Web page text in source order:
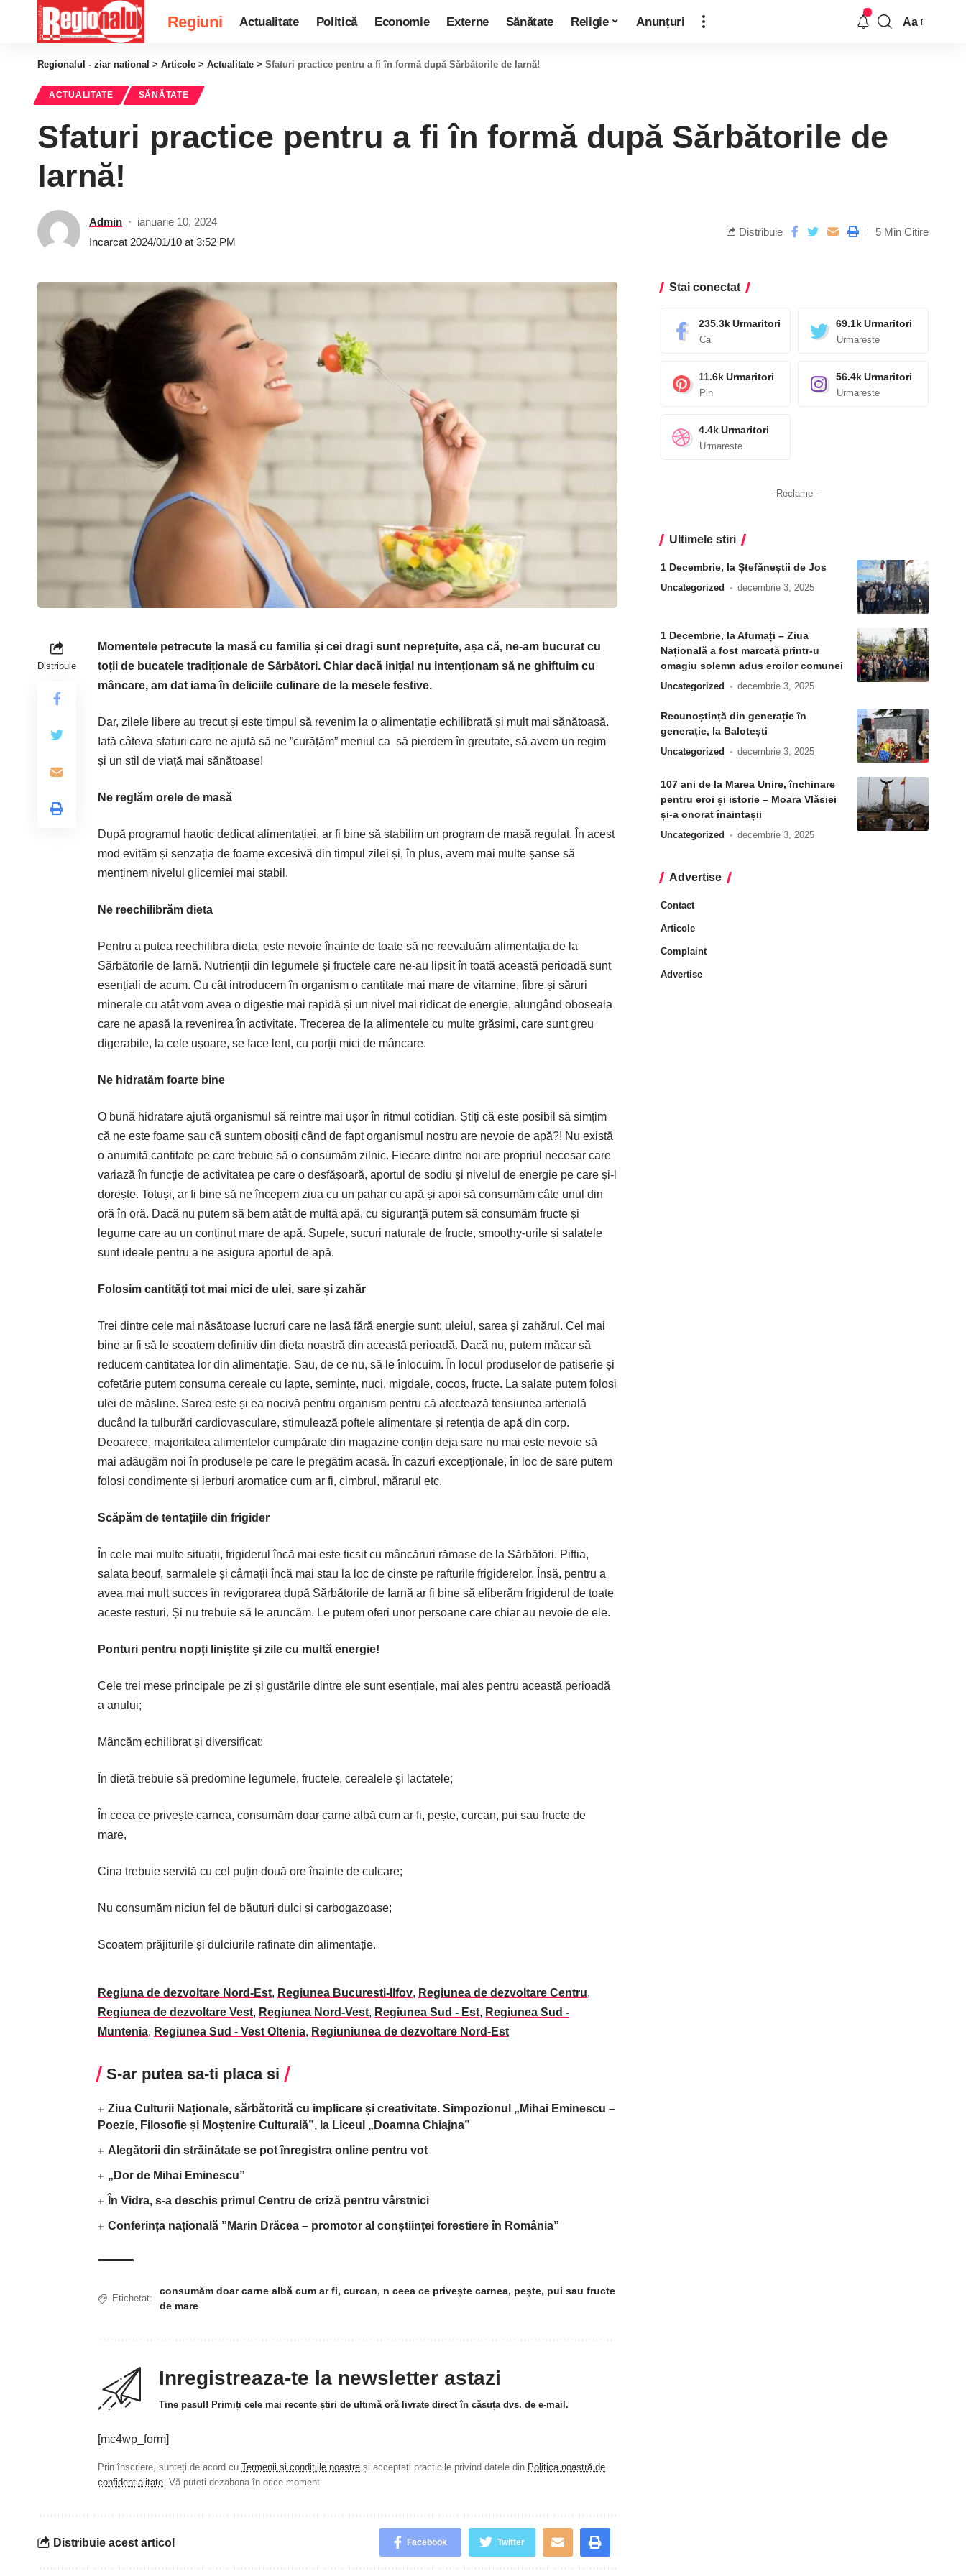
Regiuni Actualitate Politică Economie Externe Sănătate Religie Anunțuri Aa
Regionalul - ziar national > Articole > Actualitate > Sfaturi practice pentru a fi în formă după Sărbătorile de Iarnă!
ACTUALITATE SĂNĂTATE
Sfaturi practice pentru a fi în formă după Sărbătorile de
Iarnă!
Admin
ianuarie 10, 2024
Incarcat 2024/01/10 at 3:52 PM
Distribuie 5 Min Citire
Distribuie
Momentele petrecute la masă cu familia și cei dragi sunt neprețuite, așa că, ­ne-am bucurat cu
toții de bucatele tradiționale de Sărbători. Chiar dacă inițial nu intenționam să ne ghiftuim cu
mâncare, am dat iama în deliciile culinare de la mesele festive.
Dar, zilele libere au trecut și este timpul să revenim la o alimentație echilibrată și mult mai sănătoasă.
Iată câteva sfaturi care ne ajută să ne ”curățăm” meniul ca să pierdem în greutate, să avem un regim
și un stil de viață mai sănătoase!
Ne reglăm orele de masă
După programul haotic dedicat alimentației, ar fi bine să stabilim un program de masă regulat. În acest
mod evităm și senzația de foame excesivă din timpul zilei și, în plus, avem mai multe șanse să
menținem nivelul glicemiei mai stabil.
Ne reechilibrăm dieta
Pentru a putea reechilibra dieta, este nevoie înainte de toate să ne reevaluăm alimentația de la
Sărbătorile de Iarnă. Nutrienții din legumele și fructele care ne-au lipsit în toată această perioadă sunt
esențiali de acum. Cu cât introducem în organism o cantitate mai mare de vitamine, fibre și săruri
minerale cu atât vom avea o digestie mai rapidă și un nivel mai ridicat de energie, alungând oboseala
care ne apasă la revenirea în activitate. Trecerea de la alimentele cu multe grăsimi, care sunt greu
digerabile, la cele ușoare, se face lent, cu porții mici de mâncare.
Ne hidratăm foarte bine
O bună hidratare ajută organismul să reintre mai ușor în ritmul cotidian. Știți că este posibil să simțim
că ne este foame sau că suntem obosiți când de fapt organismul nostru are nevoie de apă?! Nu există
o anumită cantitate pe care trebuie să o consumăm zilnic. Fiecare dintre noi are propriul necesar care
variază în funcție de activitatea pe care o desfășoară, aportul de sodiu și nivelul de energie pe care și-l
dorește. Totuși, ar fi bine să ne începem ziua cu un pahar cu apă și apoi să consumăm câte unul din
oră în oră. Dacă nu putem să bem atât de multă apă, cu siguranță putem să consumăm fructe și
legume care au un conținut mare de apă. Supele, sucuri naturale de fructe, smoothy-urile și salatele
sunt ideale pentru a ne asigura aportul de apă.
Folosim cantități tot mai mici de ulei, sare și zahăr
Trei dintre cele mai năsătoase lucruri care ne lasă fără energie sunt: uleiul, sarea și zahărul. Cel mai
bine ar fi să le scoatem definitiv din dieta noastră din această perioadă. Dacă nu, putem măcar să
reducem cantitatea lor din alimentație. Sau, de ce nu, să le înlocuim. În locul produselor de patiserie și
cofetărie putem consuma cereale cu lapte, semințe, nuci, migdale, cocos, fructe. La salate putem folosi
ulei de măsline. Sarea este și ea nocivă pentru organism pentru că afectează tensiunea arterială
ducând la tulburări cardiovasculare, stimulează poftele alimentare și retenția de apă din corp.
Deoarece, majoritatea alimentelor cumpărate din magazine conțin deja sare nu mai este nevoie să
mai adăugăm noi în produsele pe care le pregătim acasă. În cazuri excepționale, în loc de sare putem
folosi condimente și ierburi aromatice cum ar fi, cimbrul, mărarul etc.
Scăpăm de tentațiile din frigider
În cele mai multe situații, frigiderul încă mai este ticsit cu mâncăruri rămase de la Sărbători. Piftia,
salata beouf, sarmalele și cârnații încă mai stau la loc de cinste pe rafturile frigiderelor. Însă, pentru a
avea mai mult succes în revigorarea după Sărbătorile de Iarnă ar fi bine să eliberăm frigiderul de toate
aceste res­turi. Și nu trebuie să le aruncăm. Le putem oferi unor persoane care chiar au nevoie de ele.
Ponturi pentru nopți liniștite și zile cu multă energie!
Cele trei mese principale pe zi și gustările dintre ele sunt esențiale, mai ales pentru această perioadă
a anului;
Mâncăm echilibrat și diversificat;
În dietă trebuie să predomine legumele, fructele, cerealele și lactatele;
În ceea ce privește carnea, consumăm doar carne albă cum ar fi, pește, curcan, pui sau fructe de
mare,
Cina trebuie servită cu cel puțin două ore înainte de culcare;
Nu consumăm niciun fel de băuturi dulci și carbogazoase;
Scoatem prăjiturile și dulciurile rafinate din alimentație.
Regiuna de dezvoltare Nord-Est, Regiunea Bucuresti-Ilfov, Regiunea de dezvoltare Centru,
Regiunea de dezvoltare Vest, Regiunea Nord-Vest, Regiunea Sud - Est, Regiunea Sud -
Muntenia, Regiunea Sud - Vest Oltenia, Regiuniunea de dezvoltare Nord-Est
S-ar putea sa-ti placa si
Ziua Culturii Naționale, sărbătorită cu implicare și creativitate. Simpozionul „Mihai Eminescu –
Poezie, Filosofie și Moștenire Culturală”, la Liceul „Doamna Chiajna”
Alegătorii din străinătate se pot înregistra online pentru vot
„Dor de Mihai Eminescu”
În Vidra, s-a deschis primul Centru de criză pentru vârstnici
Conferința națională ”Marin Drăcea – promotor al conștiinței forestiere în România”
Etichetat:
consumăm doar carne albă cum ar fi, curcan, n ceea ce privește carnea, pește, pui sau fructe
de mare
Inregistreaza-te la newsletter astazi
Tine pasul! Primiți cele mai recente știri de ultimă oră livrate direct în căsuța dvs. de e-mail.
[mc4wp_form]
Prin înscriere, sunteți de acord cu Termenii și condițiile noastre și acceptați practicile privind datele din Politica noastră de
confidențialitate. Vă puteți dezabona în orice moment.
Distribuie acest articol Facebook Twitter
Stai conectat
235.3k Urmaritori
Ca
69.1k Urmaritori
Urmareste
11.6k Urmaritori
Pin
56.4k Urmaritori
Urmareste
4.4k Urmaritori
Urmareste
- Reclame -
Ultimele stiri
1 Decembrie, la Ștefăneștii de Jos
Uncategorized decembrie 3, 2025
1 Decembrie, la Afumați – Ziua
Națională a fost marcată printr-u
omagiu solemn adus eroilor comunei
Uncategorized decembrie 3, 2025
Recunoștință din generație în
generație, la Balotești
Uncategorized decembrie 3, 2025
107 ani de la Marea Unire, închinare
pentru eroi și istorie – Moara Vlăsiei
și-a onorat înaintașii
Uncategorized decembrie 3, 2025
Advertise
Contact
Articole
Complaint
Advertise